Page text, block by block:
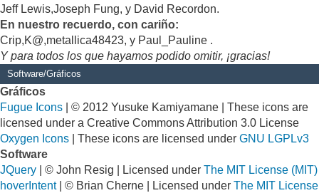
Jeff Lewis,Joseph Fung, y David Recordon.
En nuestro recuerdo, con cariño:
Crip,K@,metallica48423, y Paul_Pauline .
Y para todos los que hayamos podido omitir, ¡gracias!
Software/Gráficos
Gráficos
Fugue Icons | © 2012 Yusuke Kamiyamane | These icons are
licensed under a Creative Commons Attribution 3.0 License
Oxygen Icons | These icons are licensed under GNU LGPLv3
Software
JQuery | © John Resig | Licensed under The MIT License (MIT)
hoverIntent| © Brian Cherne | Licensed under The MIT License